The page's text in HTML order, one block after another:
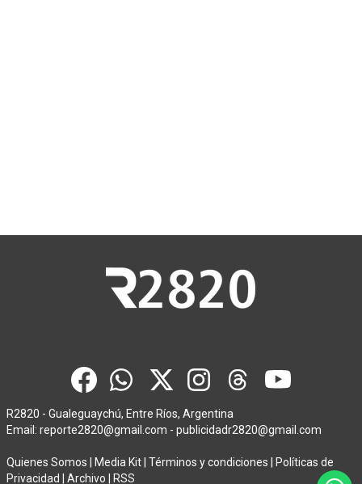
R2820 - Gualeguaychú, Entre Ríos, Argentina
Email: reporte2820@gmail.com - publicidadr2820@gmail.com
Quienes Somos Media Kit Términos y condiciones
Políticas de
Privacidad
Archivo RSS